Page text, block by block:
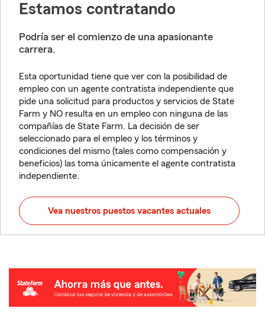
Estamos contratando
Podría ser el comienzo de una apasionante
carrera.
Esta oportunidad tiene que ver con la posibilidad de
empleo con un agente contratista independiente que
pide una solicitud para productos y servicios de State
Farm y NO resulta en un empleo con ninguna de las
compañías de State Farm. La decisión de ser
seleccionado para el empleo y los términos y
condiciones del mismo (tales como compensación y
beneficios) las toma únicamente el agente contratista
independiente.
Vea nuestros puestos vacantes actuales